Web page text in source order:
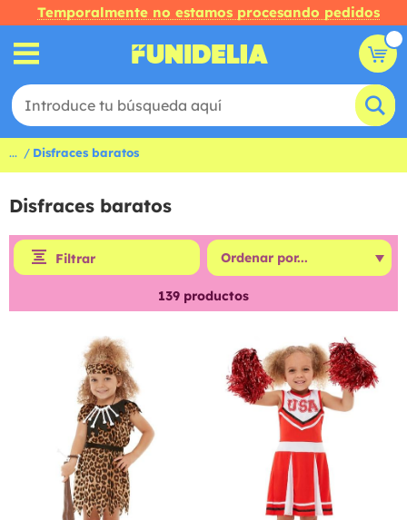
Temporalmente no estamos procesando pedidos
... Disfraces baratos
Disfraces baratos
Filtrar
139 productos